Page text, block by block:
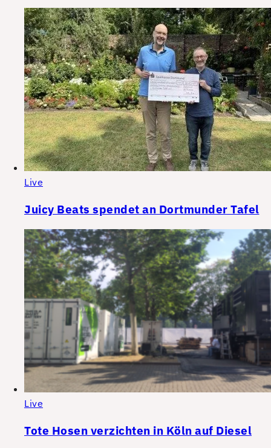
Live
Juicy Beats spendet an Dortmunder Tafel
Live
Tote Hosen verzichten in Köln auf Diesel